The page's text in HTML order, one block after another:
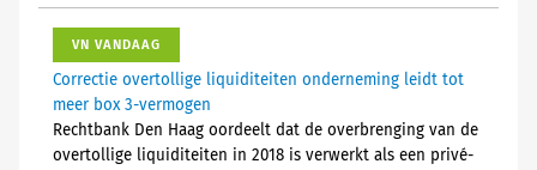
VN VANDAAG
Correctie overtollige liquiditeiten onderneming leidt tot
meer box 3-vermogen
Rechtbank Den Haag oordeelt dat de overbrenging van de
overtollige liquiditeiten in 2018 is verwerkt als een privé-